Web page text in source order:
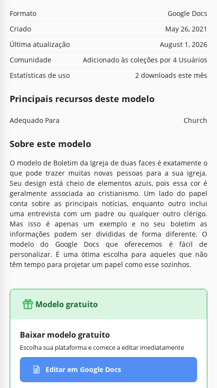
Formato
Google Docs
Criado
May 26, 2021
Última atualização
August 1, 2026
Comunidade
Adicionado às coleções por 4 Usuários
Estatísticas de uso
2 downloads este mês
Principais recursos deste modelo
Adequado Para Church
Sobre este modelo
O modelo de Boletim da Igreja de duas faces é exatamente o
que pode trazer muitas novas pessoas para a sua igreja.
Seu design está cheio de elementos azuis, pois essa cor é
geralmente associada ao cristianismo. Um lado do papel
conta sobre as principais notícias, enquanto outro inclui
uma entrevista com um padre ou qualquer outro clérigo.
Mas isso é apenas um exemplo e no seu boletim as
informações podem ser divididas de forma diferente. O
modelo do Google Docs que oferecemos é fácil de
personalizar. É uma ótima escolha para aqueles que não
têm tempo para projetar um papel como esse sozinhos.
Modelo gratuito
Baixar modelo gratuito
Escolha sua plataforma e comece a editar imediatamente
Editar em Google Docs